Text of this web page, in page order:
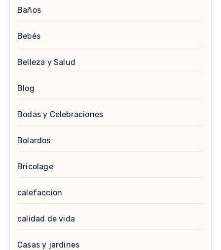
Baños
Bebés
Belleza y Salud
Blog
Bodas y Celebraciones
Bolardos
Bricolage
calefaccion
calidad de vida
Casas y jardines